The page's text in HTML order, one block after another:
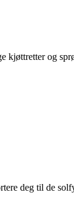
og
deg til de